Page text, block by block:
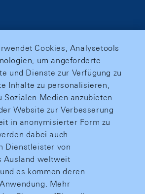
Cookies, Analysetools
um angeforderte
und Dienste zur Verfügung zu
Inhalte zu personalisieren,
Sozialen Medien anzubieten
Website zur Verbesserung
in anonymisierter Form zu
dabei auch
Dienstleister von
Ausland weltweit
es kommen deren
Mehr